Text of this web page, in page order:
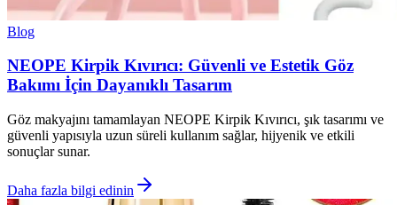
Blog
NEOPE Kirpik Kıvırıcı: Güvenli ve Estetik Göz
Bakımı İçin Dayanıklı Tasarım
Göz makyajını tamamlayan NEOPE Kirpik Kıvırıcı, şık tasarımı ve
güvenli yapısıyla uzun süreli kullanım sağlar, hijyenik ve etkili
sonuçlar sunar.
Daha fazla bilgi edinin